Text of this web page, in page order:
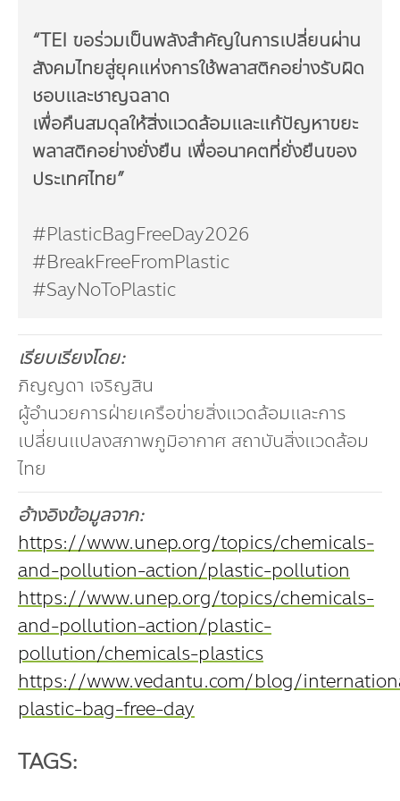
“TEI ขอร่วมเป็นพลังสำคัญในการเปลี่ยนผ่าน
สังคมไทยสู่ยุคแห่งการใช้พลาสติกอย่างรับผิด
ชอบและชาญฉลาด
เพื่อคืนสมดุลให้สิ่งแวดล้อมและแก้ปัญหาขยะ
พลาสติกอย่างยั่งยืน เพื่ออนาคตที่ยั่งยืนของ
ประเทศไทย”
#PlasticBagFreeDay2026
#BreakFreeFromPlastic
#SayNoToPlastic
เรียบเรียงโดย:
ภิญญดา เจริญสิน
ผู้อำนวยการฝ่ายเครือข่ายสิ่งแวดล้อมและการ
เปลี่ยนแปลงสภาพภูมิอากาศ สถาบันสิ่งแวดล้อม
ไทย
อ้างอิงข้อมูลจาก:
https://www.unep.org/topics/chemicals-
and-pollution-action/plastic-pollution
https://www.unep.org/topics/chemicals-
and-pollution-action/plastic-
pollution/chemicals-plastics
https://www.vedantu.com/blog/
plastic-bag-free-day
TAGS: